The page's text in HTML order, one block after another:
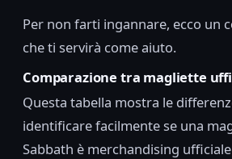
Per non farti ingannare, ecco un
che ti servirà come aiuto.
Comparazione tra magliette
Questa tabella mostra le
identificare facilmente se una
Sabbath è merchandising